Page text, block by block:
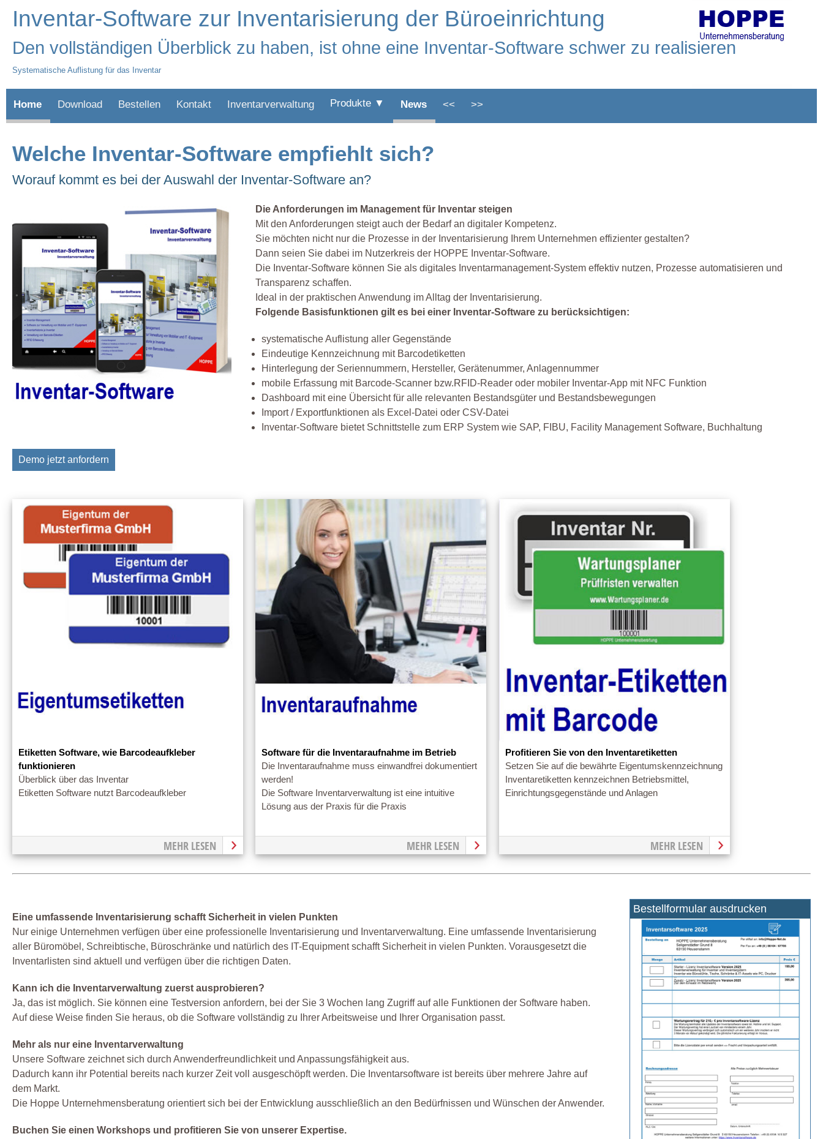
Inventar-Software zur Inventarisierung der Büroeinrichtung
Den vollständigen Überblick zu haben, ist ohne eine Inventar-Software schwer zu realisieren
Systematische Auflistung für das Inventar
Home Download Bestellen Kontakt Inventarverwaltung Produkte ▼ News << >>
Welche Inventar-Software empfiehlt sich?
Worauf kommt es bei der Auswahl der Inventar-Software an?
Demo jetzt anfordern
Die Anforderungen im Management für Inventar steigen
Mit den Anforderungen steigt auch der Bedarf an digitaler Kompetenz.
Sie möchten nicht nur die Prozesse in der Inventarisierung Ihrem Unternehmen effizienter gestalten?
Dann seien Sie dabei im Nutzerkreis der HOPPE Inventar-Software.
Die Inventar-Software können Sie als digitales Inventarmanagement-System effektiv nutzen, Prozesse automatisieren und
Transparenz schaffen.
Ideal in der praktischen Anwendung im Alltag der Inventarisierung.
Folgende Basisfunktionen gilt es bei einer Inventar-Software zu berücksichtigen:
systematische Auflistung aller Gegenstände
Eindeutige Kennzeichnung mit Barcodetiketten
Hinterlegung der Seriennummern, Hersteller, Gerätenummer, Anlagennummer
mobile Erfassung mit Barcode-Scanner bzw.RFID-Reader oder mobiler Inventar-App mit NFC Funktion
Dashboard mit eine Übersicht für alle relevanten Bestandsgüter und Bestandsbewegungen
Import / Exportfunktionen als Excel-Datei oder CSV-Datei
Inventar-Software bietet Schnittstelle zum ERP System wie SAP, FIBU, Facility Management Software, Buchhaltung
Etiketten Software, wie Barcodeaufkleber
funktionieren
Überblick über das Inventar
Etiketten Software nutzt Barcodeaufkleber
MEHR LESEN
Software für die Inventaraufnahme im Betrieb
Die Inventaraufnahme muss einwandfrei dokumentiert
werden!
Die Software Inventarverwaltung ist eine intuitive
Lösung aus der Praxis für die Praxis
MEHR LESEN
Profitieren Sie von den Inventaretiketten
Setzen Sie auf die bewährte Eigentumskennzeichnung
Inventaretiketten kennzeichnen Betriebsmittel,
Einrichtungsgegenstände und Anlagen
MEHR LESEN
Eine umfassende Inventarisierung schafft Sicherheit in vielen Punkten
Nur einige Unternehmen verfügen über eine professionelle Inventarisierung und Inventarverwaltung. Eine umfassende Inventarisierung
aller Büromöbel, Schreibtische, Büroschränke und natürlich des IT-Equipment schafft Sicherheit in vielen Punkten. Vorausgesetzt die
Inventarlisten sind aktuell und verfügen über die richtigen Daten.
Kann ich die Inventarverwaltung zuerst ausprobieren?
Ja, das ist möglich. Sie können eine Testversion anfordern, bei der Sie 3 Wochen lang Zugriff auf alle Funktionen der Software haben.
Auf diese Weise finden Sie heraus, ob die Software vollständig zu Ihrer Arbeitsweise und Ihrer Organisation passt.
Mehr als nur eine Inventarverwaltung
Unsere Software zeichnet sich durch Anwenderfreundlichkeit und Anpassungsfähigkeit aus.
Dadurch kann ihr Potential bereits nach kurzer Zeit voll ausgeschöpft werden. Die Inventarsoftware ist bereits über mehrere Jahre auf
dem Markt.
Die Hoppe Unternehmensberatung orientiert sich bei der Entwicklung ausschließlich an den Bedürfnissen und Wünschen der Anwender.
Buchen Sie einen Workshops und profitieren Sie von unserer Expertise.
Bestellformular ausdrucken